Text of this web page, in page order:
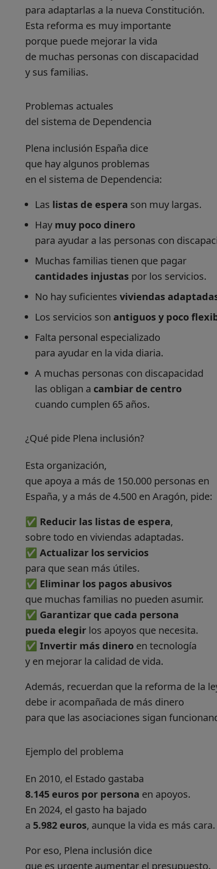
para adaptarlas a la nueva Constitución.
Esta reforma es muy importante
porque puede mejorar la vida
de muchas personas con discapacidad
y sus familias.
Problemas actuales
del sistema de Dependencia
Plena inclusión España dice
que hay algunos problemas
en el sistema de Dependencia:
Las listas de espera son muy largas.
Hay muy poco dinero
para ayudar a las personas con
Muchas familias tienen que pagar
cantidades injustas por los servicios.
No hay suficientes viviendas
Los servicios son antiguos y poco
Falta personal especializado
para ayudar en la vida diaria.
A muchas personas con discapacidad
las obligan a cambiar de centro
cuando cumplen 65 años.
¿Qué pide Plena inclusión?
Esta organización,
que apoya a más de 150.000 personas en
España, y a más de 4.500 en Aragón, pide:
✅ Reducir las listas de espera,
sobre todo en viviendas adaptadas.
✅ Actualizar los servicios
para que sean más útiles.
✅ Eliminar los pagos abusivos
que muchas familias no pueden asumir.
✅ Garantizar que cada persona
pueda elegir los apoyos que necesita.
✅ Invertir más dinero en tecnología
y en mejorar la calidad de vida.
Además, recuerdan que la reforma de la
debe ir acompañada de más dinero
para que las asociaciones sigan
Ejemplo del problema
En 2010, el Estado gastaba
8.145 euros por persona en apoyos.
En 2024, el gasto ha bajado
a 5.982 euros, aunque la vida es más cara.
Por eso, Plena inclusión dice
que es urgente aumentar el presupuesto.